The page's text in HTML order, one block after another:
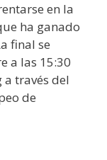
en la
ha ganado
final se
a las 15:30
través del
de